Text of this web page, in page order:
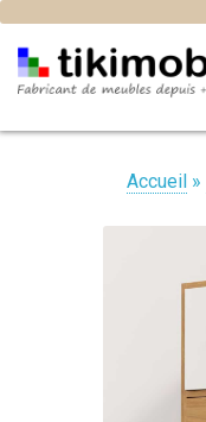
Accueil »